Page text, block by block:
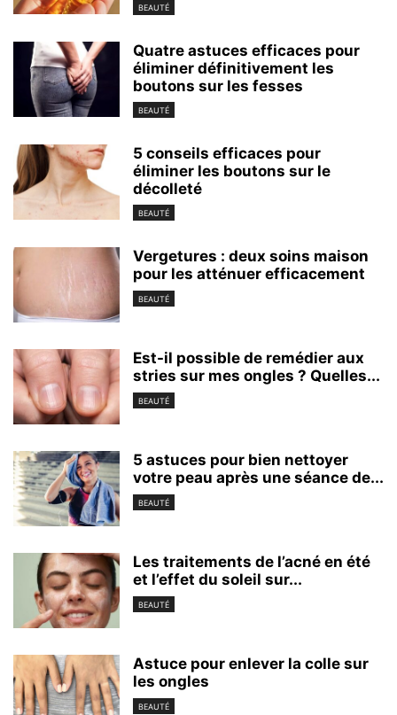
BEAUTÉ
Quatre astuces efficaces pour
éliminer définitivement les
boutons sur les fesses
BEAUTÉ
5 conseils efficaces pour
éliminer les boutons sur le
décolleté
BEAUTÉ
Vergetures : deux soins maison
pour les atténuer efficacement
BEAUTÉ
Est-il possible de remédier aux
stries sur mes ongles ? Quelles...
BEAUTÉ
5 astuces pour bien nettoyer
votre peau après une séance de...
BEAUTÉ
Les traitements de l’acné en été
et l’effet du soleil sur...
BEAUTÉ
Astuce pour enlever la colle sur
les ongles
BEAUTÉ